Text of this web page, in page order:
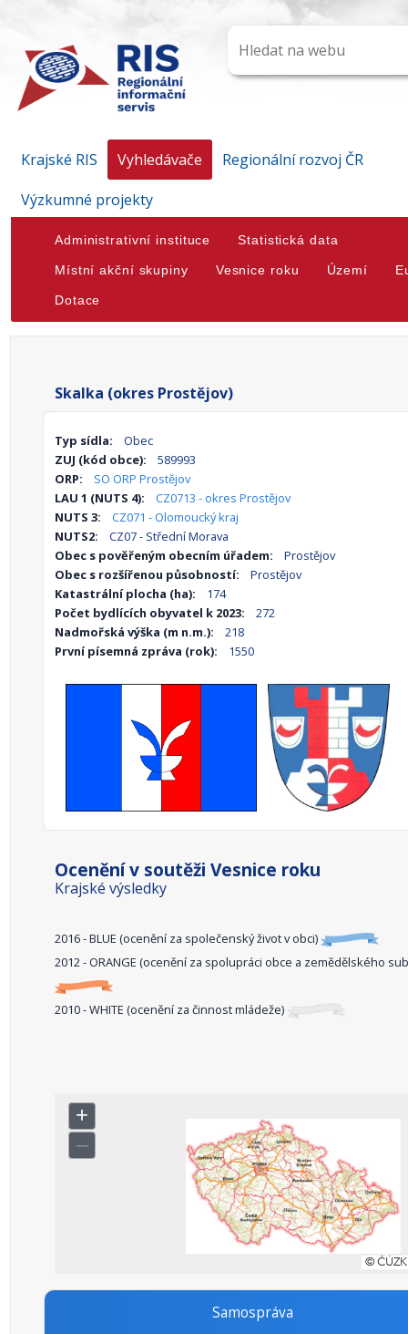
Krajské RIS Vyhledávače
Regionální rozvoj ČR
Výzkumné projekty
Administrativní instituce Statistická data
Místní akční skupiny Vesnice roku Území
Dotace
Skalka (okres Prostějov)
Typ sídla:
Obec
ZUJ (kód obce):
589993
ORP:
SO ORP Prostějov
LAU 1 (NUTS 4):
CZ0713 - okres Prostějov
NUTS 3:
CZ071 - Olomoucký kraj
NUTS2:
CZ07 - Střední Morava
Obec s pověřeným obecním úřadem:
Prostějov
Obec s rozšířenou působností:
Prostějov
Katastrální plocha (ha):
174
Počet bydlících obyvatel k 2023:
272
Nadmořská výška (m n.m.):
218
První písemná zpráva (rok):
1550
Ocenění v soutěži Vesnice roku
Krajské výsledky
2016 - BLUE (ocenění za společenský život v obci)
2012 - ORANGE (ocenění za spolupráci obce a zemědělského
2010 - WHITE (ocenění za činnost mládeže)
Samospráva